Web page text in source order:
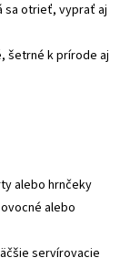
sa otrieť, vyprať aj
šetrné k prírode aj
alebo hrnčeky
alebo
servírovacie